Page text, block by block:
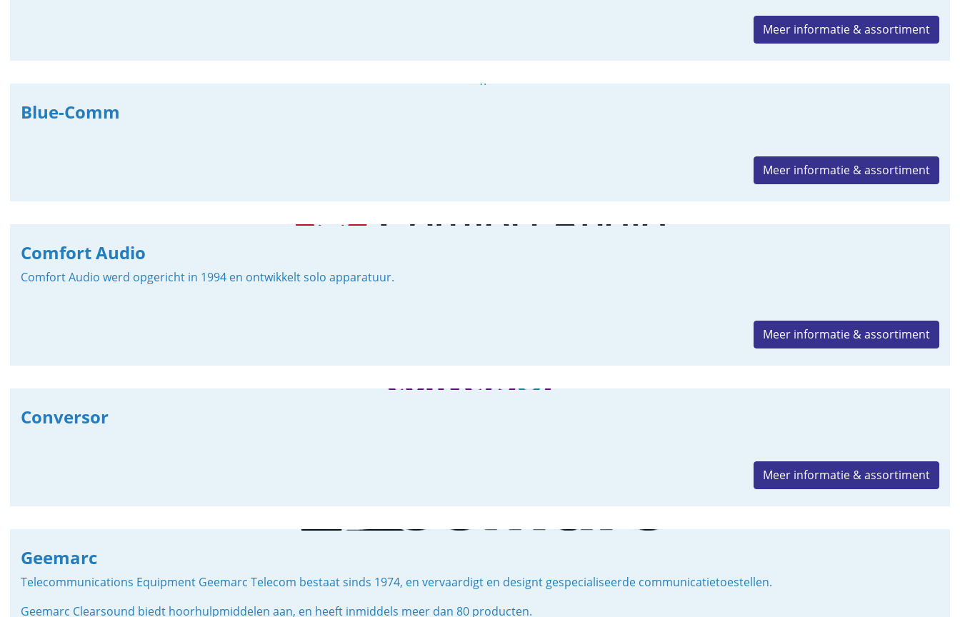
Meer informatie & assortiment
Blue-Comm
Meer informatie & assortiment
Comfort Audio
Comfort Audio werd opgericht in 1994 en ontwikkelt solo apparatuur.
Meer informatie & assortiment
Conversor
Meer informatie & assortiment
Geemarc
Telecommunications Equipment Geemarc Telecom bestaat sinds 1974, en vervaardigt en designt gespecialiseerde communicatietoestellen.
Geemarc Clearsound biedt hoorhulpmiddelen aan, en heeft inmiddels meer dan 80 producten.